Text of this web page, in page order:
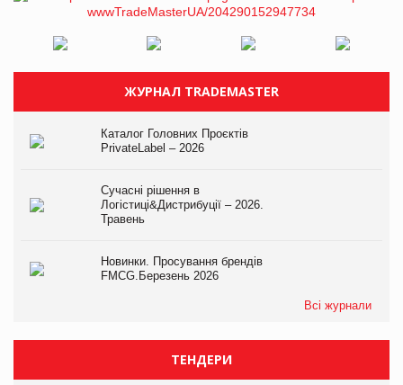
ЖУРНАЛ TRADEMASTER
Каталог Головних Проєктів
PrivateLabel – 2026
Сучасні рішення в
Логістиці&Дистрибуції – 2026.
Травень
Новинки. Просування брендів
FMCG.Березень 2026
Всі журнали
ТЕНДЕРИ